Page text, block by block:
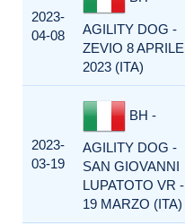
2023-
04-08
AGILITY DOG -
ZEVIO 8 APRILE
2023 (ITA)
2023-
03-19
BH -
AGILITY DOG -
SAN GIOVANNI
LUPATOTO VR -
19 MARZO (ITA)